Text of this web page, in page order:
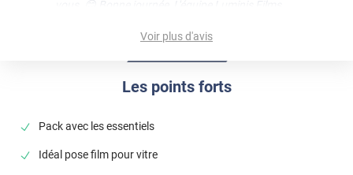
Les points forts
Pack avec les essentiels
Idéal pose film pour vitre
Il y a 4 jours
Commentaire Luminis Films -05/08/2026
votre avis en ligne. Nous sommes ravis de vous savoir
vous. 😊 Bonne journée, L'équipe Luminis Films
Voir plus d'avis